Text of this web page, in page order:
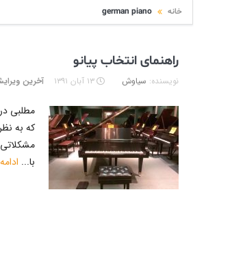
خانه german piano
راهنمای انتخاب پیانو
نویسنده: سیاوش ۱۳ آبان ۱۳۹۱ آخرین ویرایش: ۲
مطلبی
که به
با...